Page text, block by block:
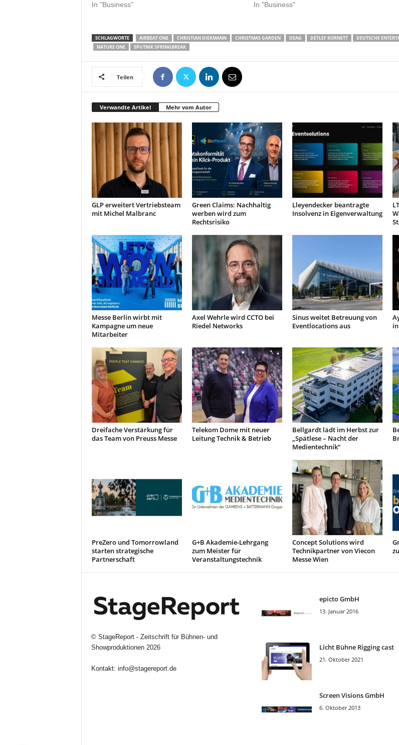
In "Business"
In "Business"
SCHLAGWORTE AIRBEAT ONE CHRISTIAN DIEKMANN CHRISTMAS GARDEN DEAG DETLEF KORNETT DEUTSCHE
NATURE ONE
SPUTNIK SPRINGBREAK
Teilen
Verwandte Artikel Mehr vom Autor
GLP erweitert Vertriebsteam
mit Michel Malbranc
Green Claims: Nachhaltig
werben wird zum
Rechtsrisiko
Lleyendecker beantragte
Insolvenz in Eigenverwaltung
Messe Berlin wirbt mit
Kampagne um neue
Mitarbeiter
Axel Wehrle wird CCTO bei
Riedel Networks
Sinus weitet Betreuung von
Eventlocations aus
Dreifache Verstärkung für
das Team von Preuss Messe
Telekom Dome mit neuer
Leitung Technik & Betrieb
Bellgardt lädt im Herbst zur
„Spätlese – Nacht der
Medientechnik“
PreZero und Tomorrowland
starten strategische
Partnerschaft
G+B Akademie-Lehrgang
zum Meister für
Veranstaltungstechnik
Concept Solutions wird
Technikpartner von Viecon
Messe Wien
© StageReport - Zeitschrift für Bühnen- und
Showproduktionen2026
Kontakt: info@stagereport.de
epicto GmbH
13. Januar 2016
Licht Bühne Rigging cast
21. Oktober 2021
Screen Visions GmbH
6. Oktober 2013